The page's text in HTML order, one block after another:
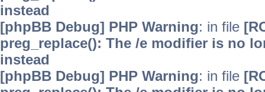
instead
[phpBB Debug] PHP Warning: in file
preg_replace(): The /e modifier is no
instead
[phpBB Debug] PHP Warning: in file